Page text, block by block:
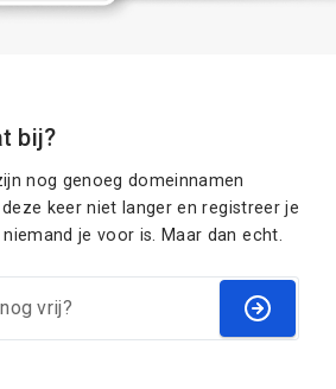
bij?
nog genoeg domeinnamen
keer niet langer en registreer je
je voor is. Maar dan echt.